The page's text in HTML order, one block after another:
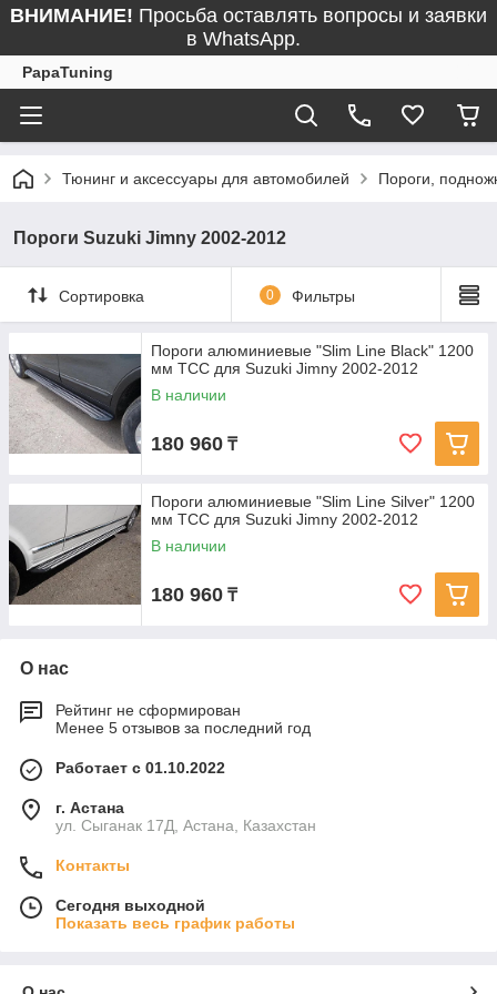
ВНИМАНИЕ! Просьба оставлять вопросы и заявки
в WhatsApp.
PapaTuning
Тюнинг и аксессуары для автомобилей Пороги,
Пороги Suzuki Jimny 2002-2012
Сортировка 0 Фильтры
Пороги алюминиевые "Slim Line Black" 1200
мм ТСС для Suzuki Jimny 2002-2012
В наличии
180 960 ₸
Пороги алюминиевые "Slim Line Silver" 1200
мм ТСС для Suzuki Jimny 2002-2012
В наличии
180 960 ₸
О нас
Рейтинг не сформирован
Менее 5 отзывов за последний год
Работает с 01.10.2022
г. Астана
ул. Сыганак 17Д, Астана, Казахстан
Контакты
Сегодня выходной
Показать весь график работы